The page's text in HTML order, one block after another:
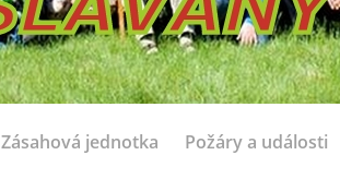
Zásahová jednotka Požáry a události